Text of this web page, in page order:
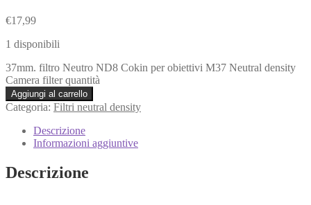
€17,99
1 disponibili
37mm. filtro Neutro ND8 Cokin per obiettivi M37 Neutral density
Camera filter quantità
Aggiungi al carrello
Categoria: Filtri neutral density
Descrizione
Informazioni aggiuntive
Descrizione